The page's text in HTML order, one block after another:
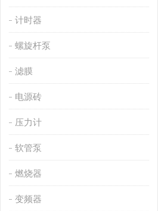
计时器
螺旋杆泵
滤膜
电源砖
压力计
软管泵
燃烧器
变频器